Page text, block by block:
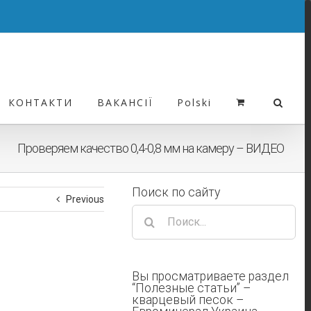
КОНТАКТИ ВАКАНСІЇ Polski
Проверяем качество 0,4-0,8 мм на камеру – ВИДЕО
Previous Поиск по сайту
Результат
поиска:
Вы просматриваете раздел
“Полезные статьи” –
кварцевый песок –